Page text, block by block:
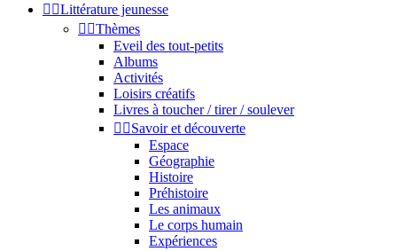
 Littérature jeunesse
 Thèmes
Eveil des tout-petits
Albums
Activités
Loisirs créatifs
Livres à toucher / tirer / soulever
 Savoir et découverte
Espace
Géographie
Histoire
Préhistoire
Les animaux
Le corps humain
Expériences